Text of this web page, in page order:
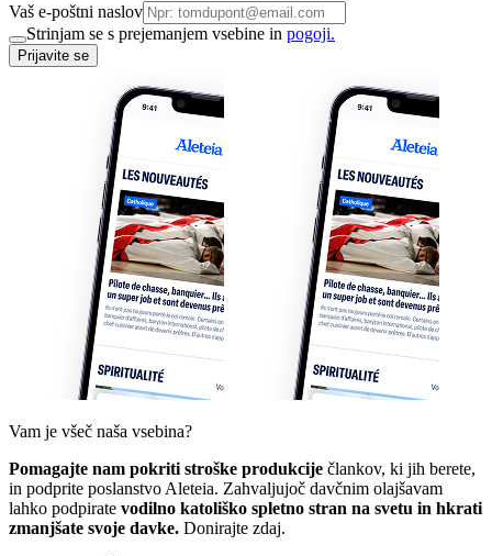
Vaš e-poštni naslov
Strinjam se s prejemanjem vsebine in pogoji.
Prijavite se
Vam je všeč naša vsebina?
Pomagajte nam pokriti stroške produkcije člankov, ki jih berete,
in podprite poslanstvo Aleteia. Zahvaljujoč davčnim olajšavam
lahko podpirate vodilno katoliško spletno stran na svetu in hkrati
zmanjšate svoje davke. Donirajte zdaj.